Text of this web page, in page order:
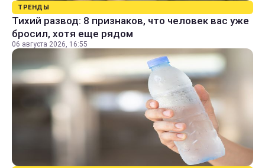
ТРЕНДЫ
Тихий развод: 8 признаков, что человек вас уже
бросил, хотя еще рядом
06 августа 2026, 16:55